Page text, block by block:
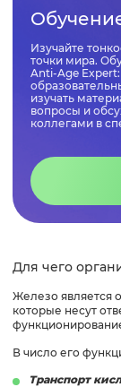
Почему
Список
Изучайте
точки мира.
Anti-Age
изучать
вопросы и
коллегами в
Для чего
Железо является
которые несут
В число его
Транспорт